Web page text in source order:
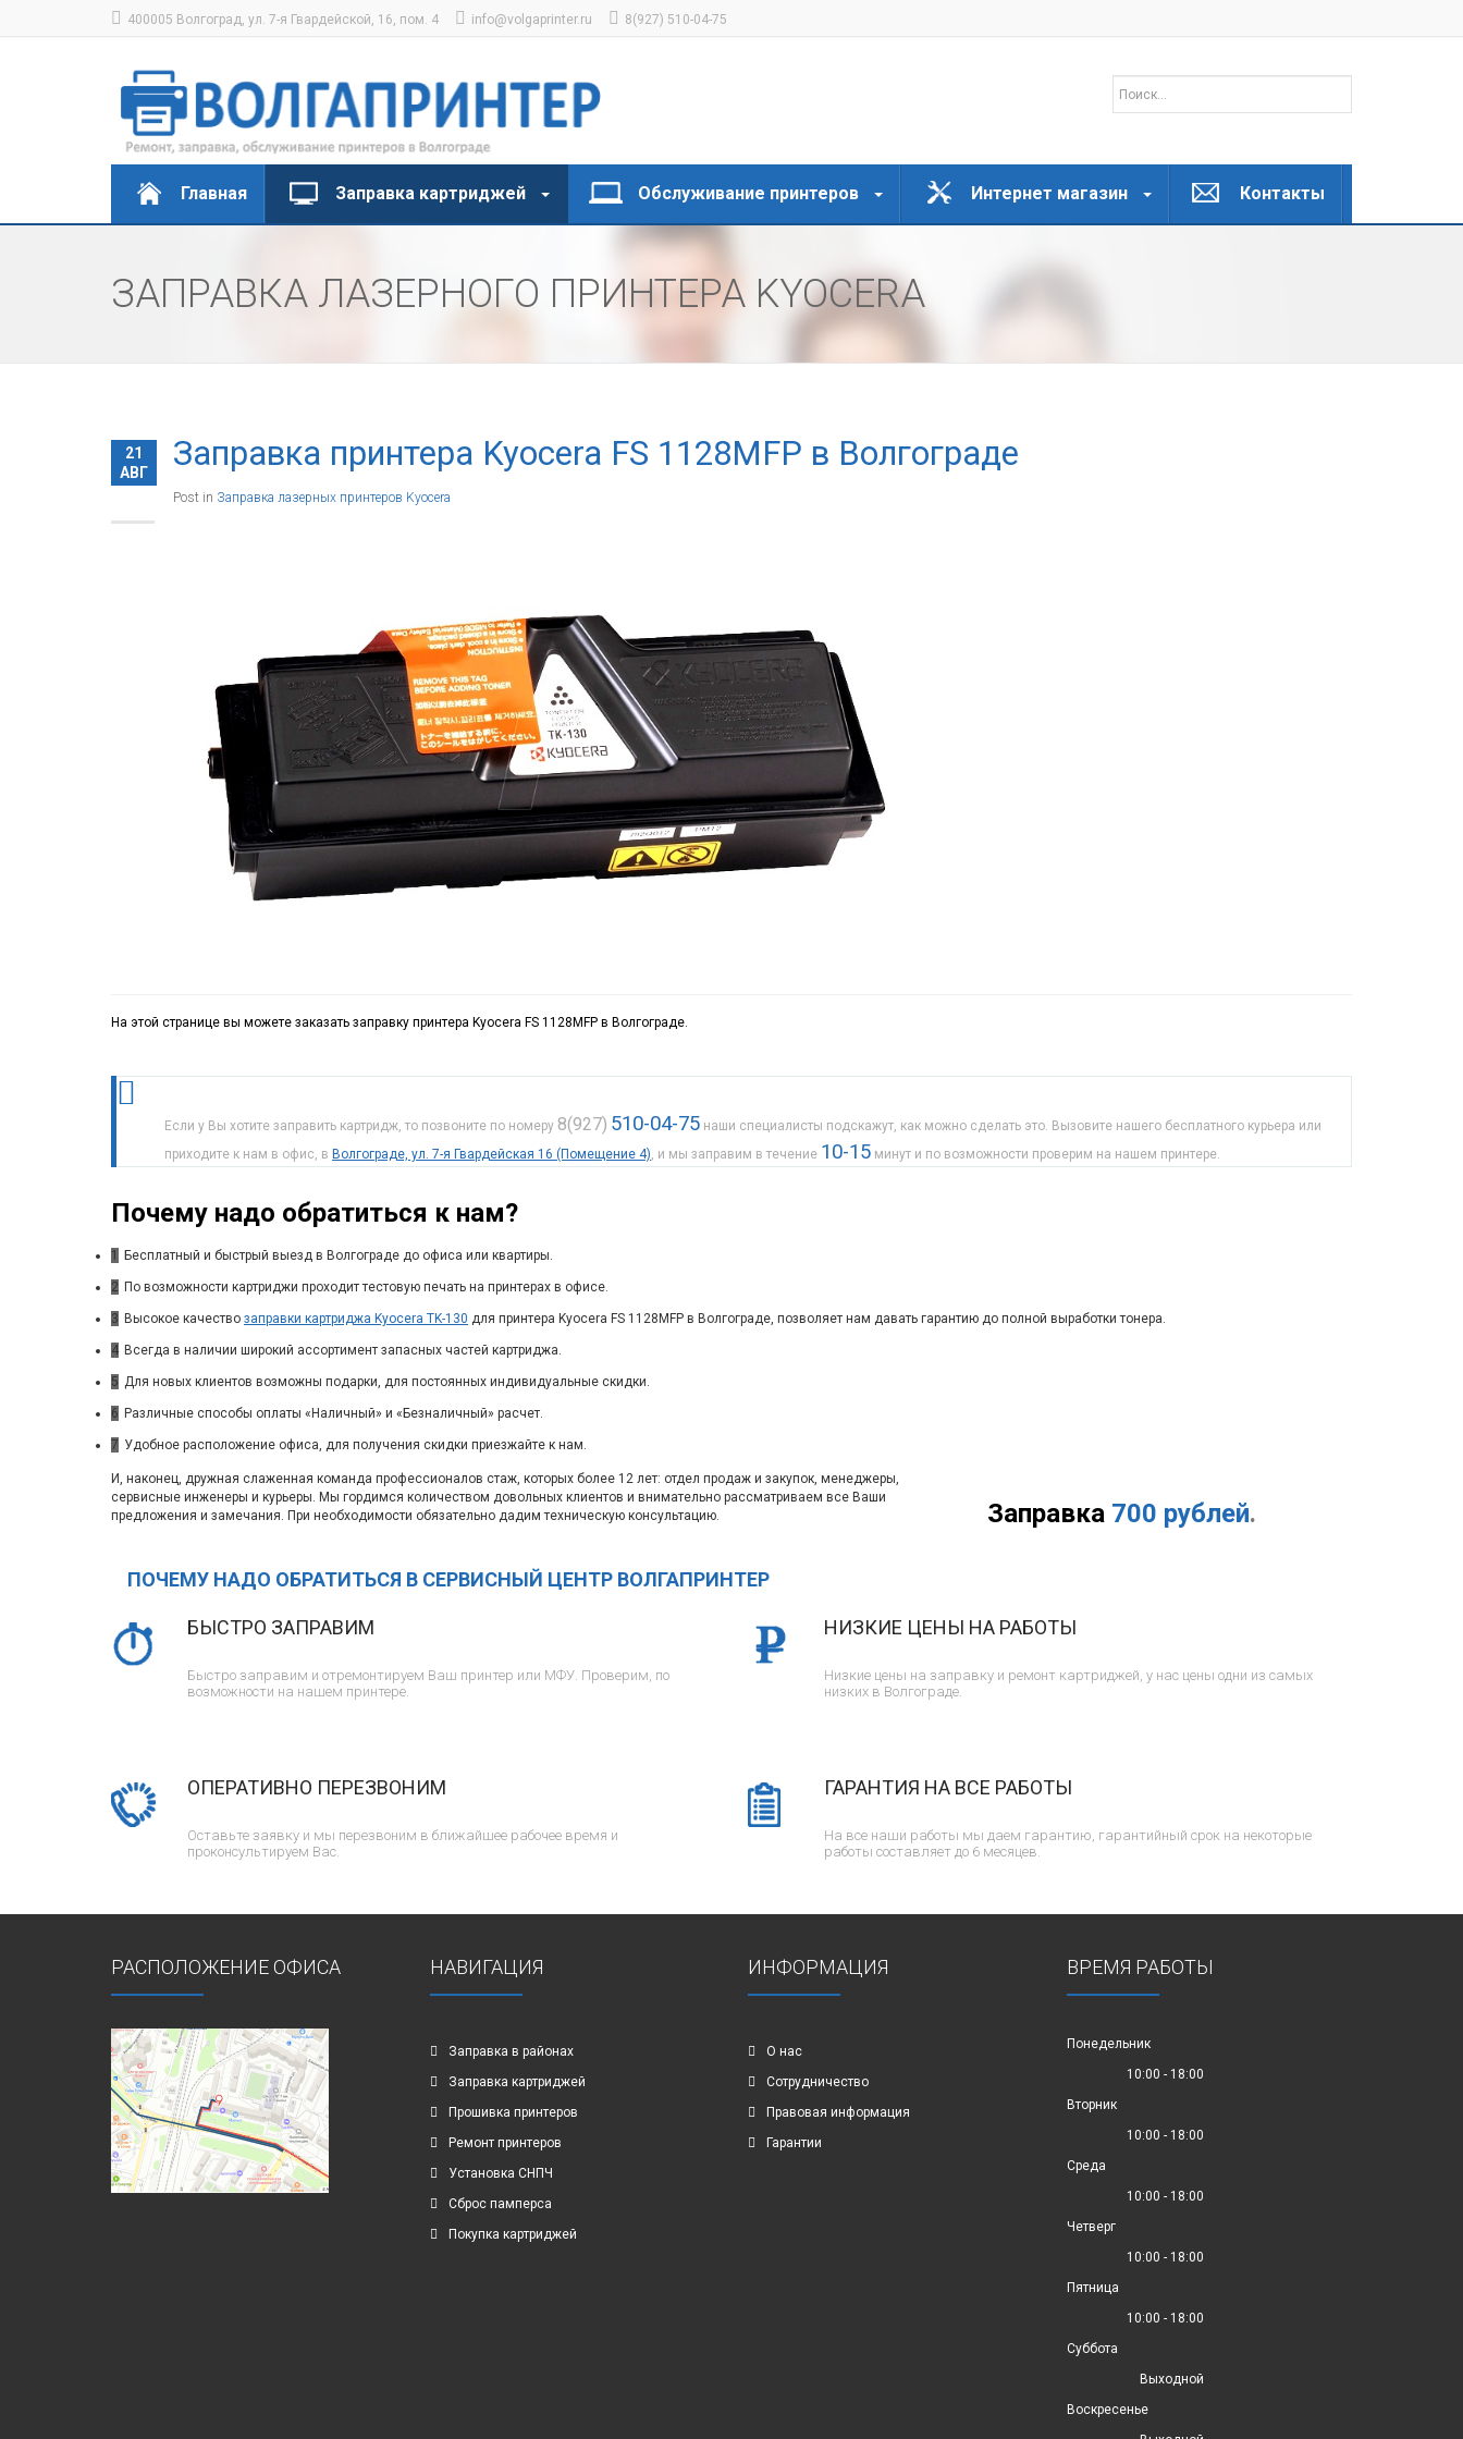
400005 Волгоград, ул. 7-я Гвардейской, 16, пом. 4 info@volgaprinter.ru 8(927) 510-04-75
Главная Заправка картриджей Обслуживание принтеров Интернет магазин Контакты
ЗАПРАВКА ЛАЗЕРНОГО ПРИНТЕРА KYOCERA
21
АВГ
Заправка принтера Kyocera FS 1128MFP в Волгограде
Post in Заправка лазерных принтеров Kyocera
На этой странице вы можете заказать заправку принтера Kyocera FS 1128MFP в Волгограде.
Если у Вы хотите заправить картридж, то позвоните по номеру 8(927) 510-04-75 наши специалисты подскажут, как можно сделать это. Вызовите нашего бесплатного курьера или
приходите к нам в офис, в Волгограде, ул. 7-я Гвардейская 16 (Помещение 4), и мы заправим в течение 10-15 минут и по возможности проверим на нашем принтере.
Почему надо обратиться к нам?
1 Бесплатный и быстрый выезд в Волгограде до офиса или квартиры.
2 По возможности картриджи проходит тестовую печать на принтерах в офисе.
3 Высокое качество заправки картриджа Kyocera TK-130 для принтера Kyocera FS 1128MFP в Волгограде, позволяет нам давать гарантию до полной выработки тонера.
4 Всегда в наличии широкий ассортимент запасных частей картриджа.
5 Для новых клиентов возможны подарки, для постоянных индивидуальные скидки.
6 Различные способы оплаты «Наличный» и «Безналичный» расчет.
7 Удобное расположение офиса, для получения скидки приезжайте к нам.
Заправка 700 рублей.
И, наконец, дружная слаженная команда профессионалов стаж, которых более 12 лет: отдел продаж и закупок, менеджеры,
сервисные инженеры и курьеры. Мы гордимся количеством довольных клиентов и внимательно рассматриваем все Ваши
предложения и замечания. При необходимости обязательно дадим техническую консультацию.
ПОЧЕМУ НАДО ОБРАТИТЬСЯ В СЕРВИСНЫЙ ЦЕНТР ВОЛГАПРИНТЕР
БЫСТРО ЗАПРАВИМ
Быстро заправим и отремонтируем Ваш принтер или МФУ. Проверим, по
возможности на нашем принтере.
ОПЕРАТИВНО ПЕРЕЗВОНИМ
Оставьте заявку и мы перезвоним в ближайшее рабочее время и
проконсультируем Вас.
НИЗКИЕ ЦЕНЫ НА РАБОТЫ
Низкие цены на заправку и ремонт картриджей, у нас цены одни из самых
низких в Волгограде.
ГАРАНТИЯ НА ВСЕ РАБОТЫ
На все наши работы мы даем гарантию, гарантийный срок на некоторые
работы составляет до 6 месяцев.
РАСПОЛОЖЕНИЕ ОФИСА НАВИГАЦИЯ
Заправка в районах
Заправка картриджей
Прошивка принтеров
Ремонт принтеров
Установка СНПЧ
Сброс памперса
Покупка картриджей
ИНФОРМАЦИЯ
О нас
Сотрудничество
Правовая информация
Гарантии
ВРЕМЯ РАБОТЫ
Понедельник
10:00 - 18:00
Вторник
10:00 - 18:00
Среда
10:00 - 18:00
Четверг
10:00 - 18:00
Пятница
10:00 - 18:00
Суббота
Выходной
Воскресенье